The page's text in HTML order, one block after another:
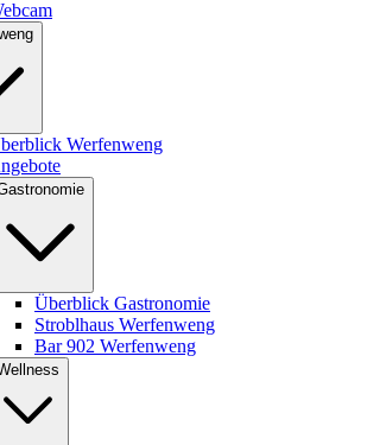
Werfenweng
Überblick Gastronomie
Stroblhaus Werfenweng
Bar 902 Werfenweng